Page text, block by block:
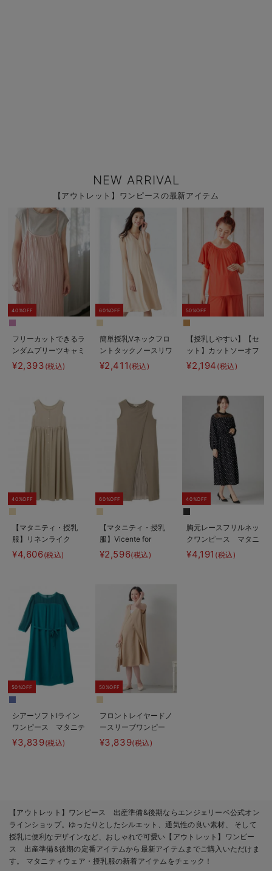
NEW ARRIVAL
【アウトレット】ワンピースの最新アイテム
40%OFF
フリーカットできるラ
ンダムプリーツキャミ
ワンピース マタニテ
ィ・授乳服【出産後も
¥2,393 (税込)
60%OFF
簡単授乳Vネックフロ
ントタックノースリワ
ンピース マタニテ
ィ・授乳服【出産後も
¥2,411 (税込)
50%OFF
【授乳しやすい】【セ
ット】カットソーオフ
ショルトップス＆ガウ
チョパンツ
¥2,194 (税込)
40%OFF
【マタニティ・授乳
服】リネンライク
3WAYワンピース【出
産後も長く使える】
¥4,606(税込)
60%OFF
【マタニティ・授乳
服】Vicente for
mom（ヴィセンテフ
ォーマム）フロントプ
産後も長く使える】
¥2,596(税込)
40%OFF
胸元レースフリルネッ
クワンピース マタニ
ティ・授乳服【出産後
も長く使える】
¥4,191 (税込)
50%OFF
シアーソフトIライン
ワンピース マタニテ
ィ・授乳服【出産後も
長く使える】
¥3,839(税込)
50%OFF
フロントレイヤードノ
ースリーブワンピー
ス マタニティ・授乳
¥3,839(税込)
【アウトレット】ワンピース 出産準備&後期ならエンジェリーベ公式オン
ラインショップ。ゆったりとしたシルエット、通気性の良い素材、 そして
授乳に便利なデザインなど、おしゃれで可愛い【アウトレット】ワンピー
ス 出産準備&後期の定番アイテムから最新アイテムまでご購入いただけま
す。 マタニティウェア・授乳服の新着アイテムをチェック！